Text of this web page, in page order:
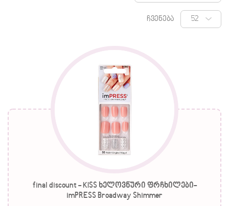
ჩვენება
final discount - KISS ხელოვნური ფრჩხილები-
imPRESS Broadway Shimmer